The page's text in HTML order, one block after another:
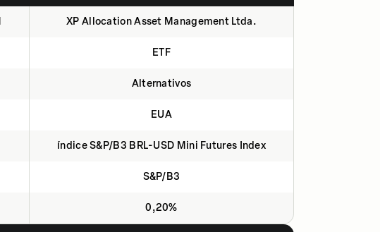
XP Allocation Asset Management Ltda.
ETF
Alternativos
EUA
índice S&P/B3 BRL-USD Mini Futures Index
S&P/B3
0,20%